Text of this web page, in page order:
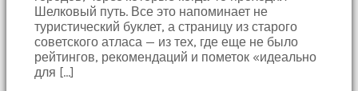
Шелковый путь. Все это напоминает не
туристический буклет, а страницу из старого
советского атласа — из тех, где еще не было
рейтингов, рекомендаций и пометок «идеально
для […]